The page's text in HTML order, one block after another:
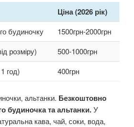
Ціна (2026 рік)
будиночку
1500грн-2000грн
розміру)
500-1000грн
год)
400грн
альтанки. Безкоштовно
будиночка та альтанки.У
кава, чай, соки, вода,